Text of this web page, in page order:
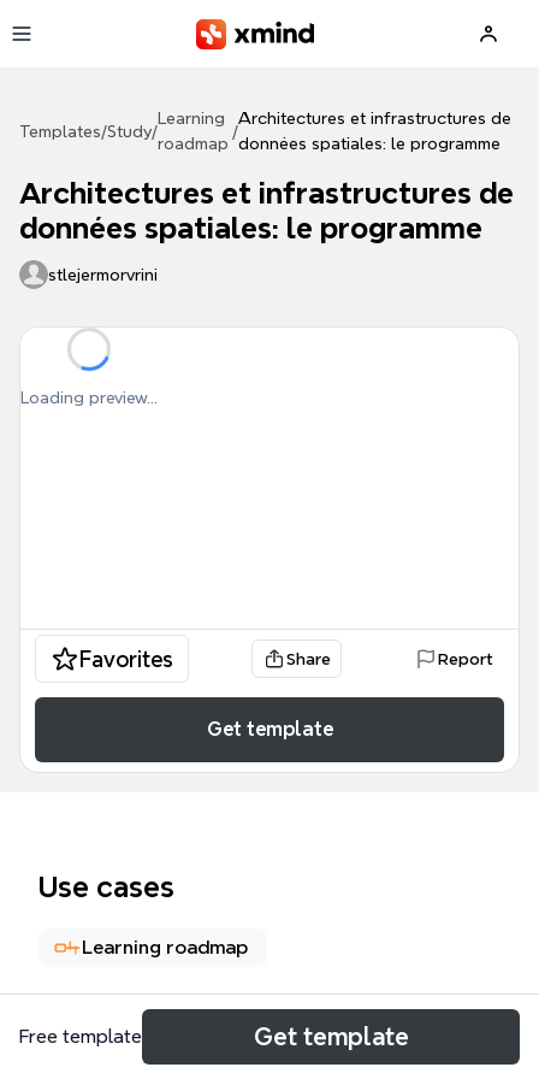
Templates/Study/
Learning
roadmap
/
Architectures et infrastructures de
données spatiales: le programme
Architectures et infrastructures de
données spatiales: le programme
stlejermorvrini
Loading preview...
Favorites Share Report
Get template
Use cases
Learning roadmap
About
Free template Get template